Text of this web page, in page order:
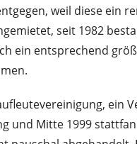
weil diese
seit 1982
ein entsprechend
ein
und Mitte 1999